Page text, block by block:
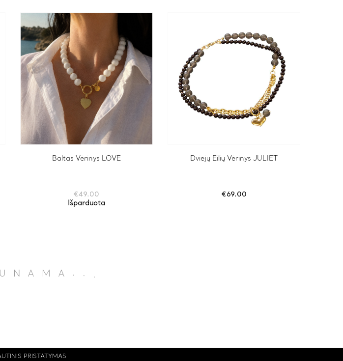
Baltas Vėrinys LOVE
€49.00
Išparduota
Dviejų Eilių Vėrinys JULIET
€69.00